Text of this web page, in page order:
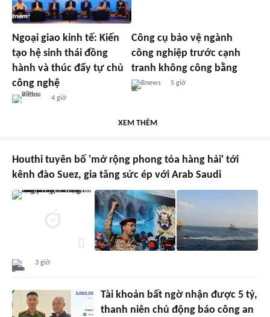
Ngoại giao kinh tế: Kiến
tạo hệ sinh thái đồng
hành và thúc đẩy tự chủ
công nghệ
4 giờ
Công cụ bảo vệ ngành
công nghiệp trước cạnh
tranh không công bằng
Bnews 5 giờ
XEM THÊM
Houthi tuyên bố 'mở rộng phong tỏa hàng hải' tới
kênh đào Suez, gia tăng sức ép với Arab Saudi
3 giờ
Tài khoản bất ngờ nhận được 5 tỷ,
thanh niên chủ động báo công an